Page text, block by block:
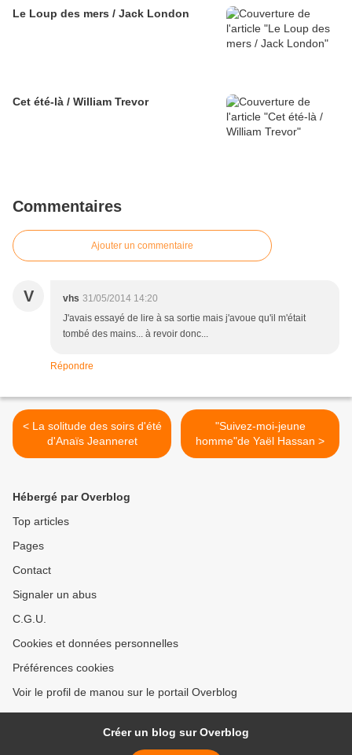
Le Loup des mers / Jack London
Cet été-là / William Trevor
Commentaires
Ajouter un commentaire
V vhs 31/05/2014 14:20
J'avais essayé de lire à sa sortie mais j'avoue qu'il m'était
tombé des mains... à revoir donc...
Répondre
< La solitude des soirs d'été
d'Anaïs Jeanneret
"Suivez-moi-jeune
homme"de Yaël Hassan >
Hébergé par Overblog
Top articles
Pages
Contact
Signaler un abus
C.G.U.
Cookies et données personnelles
Préférences cookies
Voir le profil de manou sur le portail Overblog
Créer un blog sur Overblog